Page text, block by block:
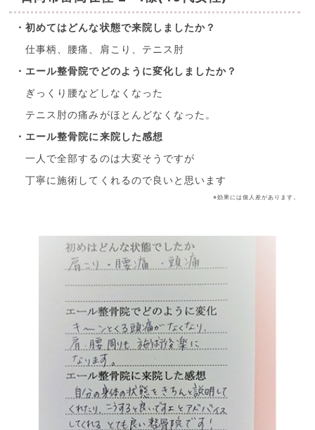
・初めてはどんな状態で来院しましたか？
仕事柄、腰痛、肩こり、テニス肘
・エール整骨院でどのように変化しましたか？
ぎっくり腰などしなくなった
テニス肘の痛みがほとんどなくなった。
・エール整骨院に来院した感想
一人で全部するのは大変そうですが
丁寧に施術してくれるので良いと思います
※効果には個人差があります。